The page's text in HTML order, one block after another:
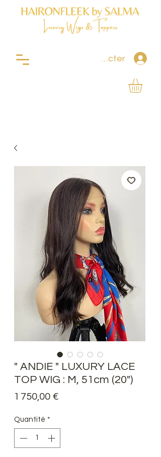
Se connecter
" ANDIE " LUXURY LACE
TOP WIG : M, 51cm (20")
1 750,00 €Prix
Quantité *